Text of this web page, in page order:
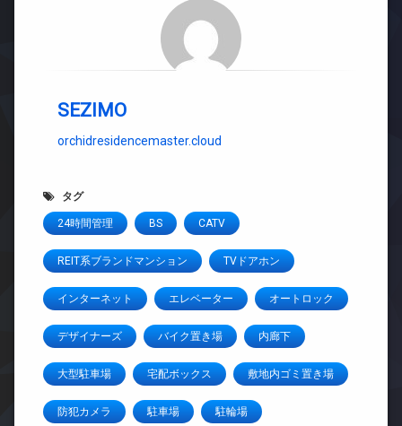
SEZIMO
orchidresidencemaster.cloud
タグ
24時間管理 BS CATV
REIT系ブランドマンション TVドアホン
インターネット エレベーター オートロック
デザイナーズ バイク置き場 内廊下
大型駐車場 宅配ボックス 敷地内ゴミ置き場
防犯カメラ 駐車場 駐輪場